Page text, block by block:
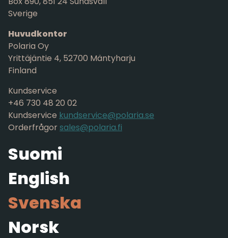
Sverige
Huvudkontor
Polaria Oy
Yrittäjäntie 4, 52700 Mäntyharju
Finland
Kundservice
+46 730 48 20 02
Kundservice kundservice@polaria.se
Orderfrågorsales@polaria.fi
Suomi
English
Svenska
Norsk